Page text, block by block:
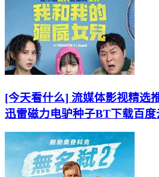
[今天看什么] 流媒体影视精选
迅雷磁力电驴种子BT下载百